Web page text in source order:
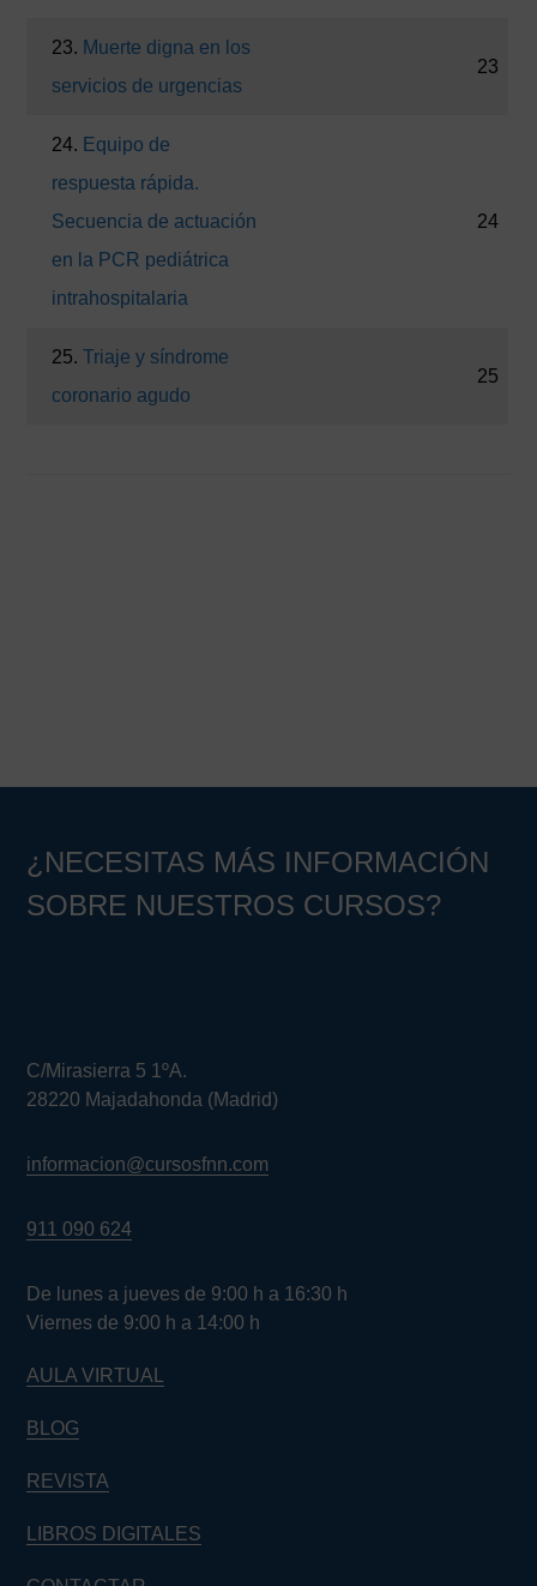
23. Muerte digna en los
servicios de urgencias
23
24. Equipo de
respuesta rápida.
Secuencia de actuación
en la PCR pediátrica
intrahospitalaria
24
25.Triaje y síndrome
coronario agudo
25
¿NECESITAS MÁS INFORMACIÓN
SOBRE NUESTROS CURSOS?
C/Mirasierra 5 1ºA.
28220 Majadahonda (Madrid)
informacion@cursosfnn.com
911 090 624
De lunes a jueves de 9:00 h a 16:30 h
Viernes de 9:00 h a 14:00 h
AULA VIRTUAL
BLOG
REVISTA
LIBROS DIGITALES